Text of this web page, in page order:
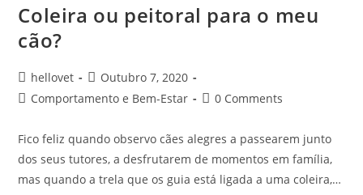
Coleira ou peitoral para o meu
cão?
hellovet
Outubro 7, 2020
Comportamento e Bem-Estar
0 Comments
Fico feliz quando observo cães alegres a passearem junto
dos seus tutores, a desfrutarem de momentos em família,
mas quando a trela que os guia está ligada a uma coleira,…